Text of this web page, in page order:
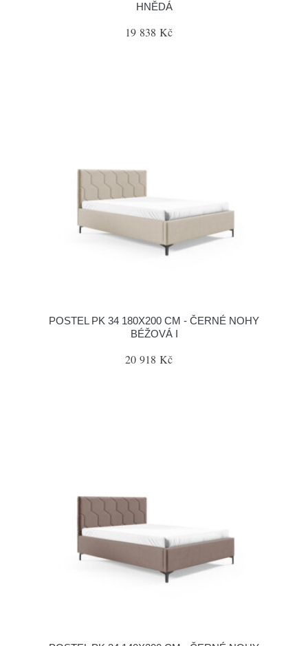
HNĚDÁ
19 838 Kč
POSTEL PK 34 180X200 CM - ČERNÉ NOHY
BÉŽOVÁ I
20 918 Kč